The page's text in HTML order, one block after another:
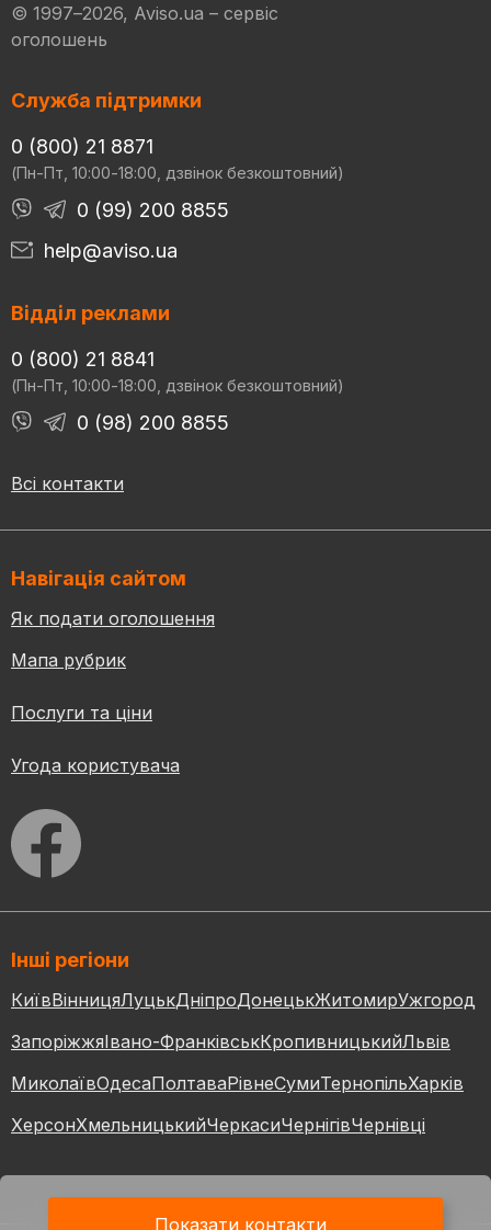
Показати контакти
© 1997–2026, Aviso.ua – сервіс
оголошень
Служба підтримки
0 (800) 21 8871
(Пн-Пт, 10:00-18:00, дзвінок безкоштовний)
0 (99) 200 8855
help@aviso.ua
Відділ реклами
0 (800) 21 8841
(Пн-Пт, 10:00-18:00, дзвінок безкоштовний)
0 (98) 200 8855
Всі контакти
Навігація сайтом
Як подати оголошення
Мапа рубрик
Послуги та ціни
Угода користувача
Інші регіони
КиївВінницяЛуцькДніпроДонецькЖитомирУжгород
ЗапоріжжяІвано-ФранківськКропивницькийЛьвів
МиколаївОдесаПолтаваРівнеСумиТернопільХарків
ХерсонХмельницькийЧеркасиЧернігівЧернівці